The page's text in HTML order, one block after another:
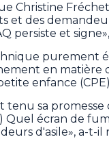
Christine
et des
persiste et
purement
en matière
enfance
tenu sa
Quel écran de
d'asile», a-t-il